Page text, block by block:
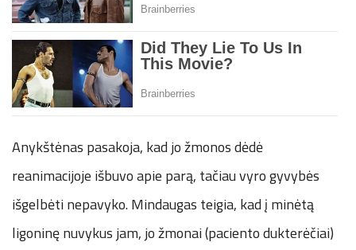
Anykštėnas pasakoja, kad jo žmonos dėdė
reanimacijoje išbuvo apie parą, tačiau vyro gyvybės
išgelbėti nepavyko. Mindaugas teigia, kad į minėtą
ligoninę nuvykus jam, jo žmonai (paciento dukterėčiai)